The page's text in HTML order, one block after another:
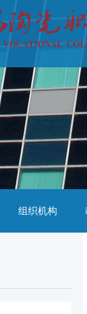
组织机构